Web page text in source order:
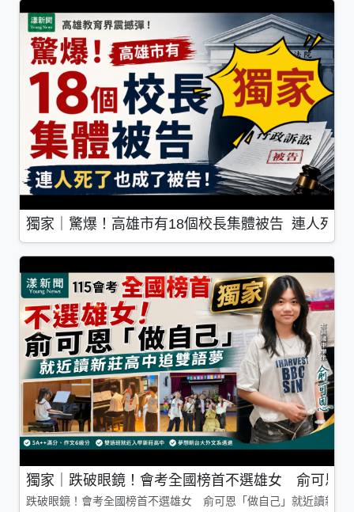
獨家｜驚爆！高雄市有18個校長集體被告 連人死了
獨家｜跌破眼鏡！會考全國榜首不選雄女 俞可恩
跌破眼鏡！會考全國榜首不選雄女 俞可恩「做自己」就近讀新莊